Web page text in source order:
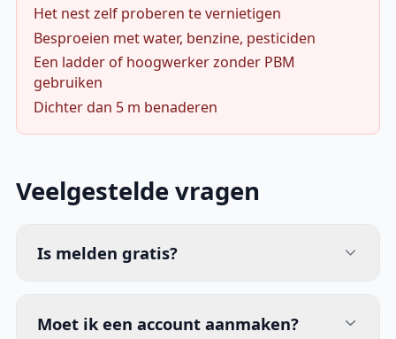
Het nest zelf proberen te vernietigen
Besproeien met water, benzine, pesticiden
Een ladder of hoogwerker zonder PBM
gebruiken
Dichter dan 5 m benaderen
Veelgestelde vragen
Is melden gratis?
Moet ik een account aanmaken?